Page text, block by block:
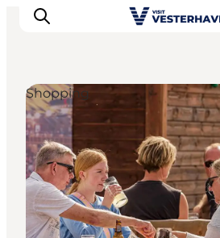
Events
Erlebnisse
Unsere Städte
Essen & Übernachtung
Tickets kaufen
Shopping